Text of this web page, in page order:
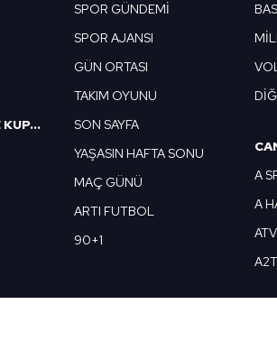
ZİRAAT TÜRKİYE KUPASI
SPOR GÜNDEMİ
SPOR AJANSI
GÜN ORTASI
TAKIM OYUNU
SON SAYFA
YAŞASIN HAFTA SONU
MAÇ GÜNÜ
ARTI FUTBOL
90+1
A
A
ATV